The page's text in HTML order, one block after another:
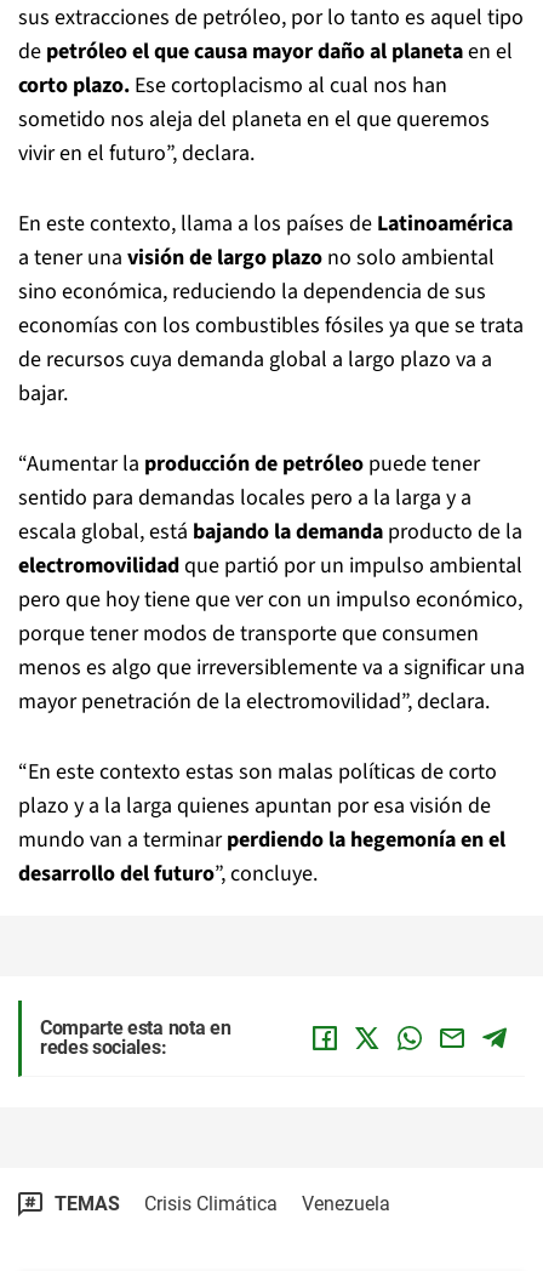
sus extracciones de petróleo, por lo tanto es aquel tipo
de petróleo el que causa mayor daño al planetaen el
corto plazo. Ese cortoplacismo al cual nos han
sometido nos aleja del planeta en el que queremos
vivir en el futuro”, declara.
En este contexto, llama a los países de Latinoamérica
a tener una visión de largo plazo no solo ambiental
sino económica, reduciendo la dependencia de sus
economías con los combustibles fósiles ya que se trata
de recursos cuya demanda global a largo plazo va a
bajar.
“Aumentar la producción de petróleo puede tener
sentido para demandas locales pero a la larga y a
escala global, está bajando la demanda producto de la
electromovilidadque partió por un impulso ambiental
pero que hoy tiene que ver con un impulso económico,
porque tener modos de transporte que consumen
menos es algo que irreversiblemente va a significar una
mayor penetración de la electromovilidad”, declara.
“En este contexto estas son malas políticas de corto
plazo y a la larga quienes apuntan por esa visión de
mundo van a terminarperdiendo la hegemonía en el
desarrollo del futuro”, concluye.
Comparte esta nota en
redes sociales:
TEMAS Crisis Climática Venezuela